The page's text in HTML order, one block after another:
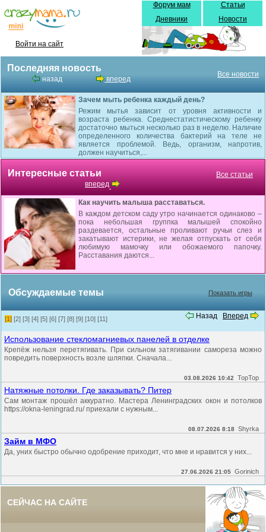
Войти на сайт
Форум мам
Дневники
Статьи
Новости
Последняя новость
назад вперед
Все новости
Зачем мыть ребенка каждый день?
Режим мытья зависит от уровня активности и
возраста ребенка. Среднестатистическому ребенку
достаточно мыться несколько раз в неделю. Наличие
определенного количества бактерий на теле не
является проблемой. Ведь, организм, напротив,
должен научиться,...
Интересные статьи
вперед
Все статьи
Как научить малыша расставаться.
В каждом детском саду утро начинается одинаково –
пока небольшая группка малышей спокойно
раздевается, остальные проливают ручьи слез и
закатывают истерики, не желая отпускать от себя
любимую мамочку или обожаемого папочку.
Расставания даются...
Обсуждаемые темы Показать игры
Назад Вперед
[1] [2] [3] [4] [5] [6] [7] [8] [9] [10] [11]
Использование стекломагниевых панелей в отделке
Крепёж нельзя перетягивать. При сильном затягивании самореза можно
повредить поверхность возле шляпки. Сначала...
03.08.2026 10:42 TopTop
Натяжные потолки. Где заказывать? Питер
Сам монтаж прошёл аккуратно. Мастера Ленинградских окон и потолков
https://okna-leningrad.ru/ приехали с нужным...
08.07.2026 8:18 Shyrka
Займ в МФО
Да, уних быстро обычно одобрение приходит, что мне и нравится у них...
27.06.2026 21:05 Gorinich
СЕЙЧАС НА САЙТЕ